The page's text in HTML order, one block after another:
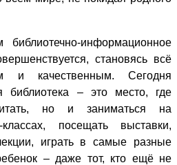
информационное
становясь всё
и качественным. Сегодня
библиотека – это место, где
но и заниматься на
посещать выставки,
играть в самые разные
– даже тот, кто ещё не